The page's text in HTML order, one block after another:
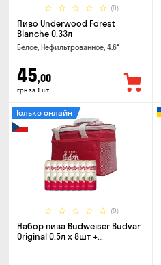
(0)
Пиво Underwood Forest
Blanche 0.33л
Белое, Нефильтрованное, 4.6°
45,00
грн за 1 шт
(0)
Только онлайн
Набор пива Budweiser Budvar
Original 0.5л x 8шт +